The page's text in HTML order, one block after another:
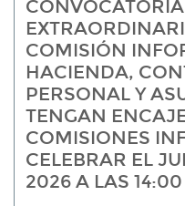
COMISIÓN
HACIENDA,
PERSONAL Y
TENGAN
COMISIONES
CELEBRAR EL
2026 A LAS